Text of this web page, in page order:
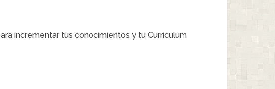
incrementar tus conocimientos y tu Curriculum